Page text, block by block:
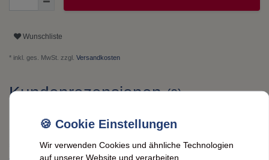
Wunschliste
* inkl. ges. MwSt. zzgl. Versandkosten
Kundenrezensionen(0)
0
4
0
Wir verwenden Cookies und ähnliche Technologien
auf unserer Website und verarbeiten